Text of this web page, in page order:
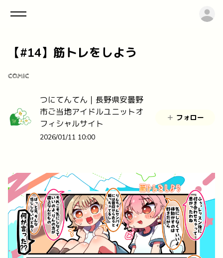
【#14】筋トレをしよう
COMIC
つにてんてん｜長野県安曇野
市ご当地アイドルユニットオ
フィシャルサイト
2026/01/11 10:00
フォロー